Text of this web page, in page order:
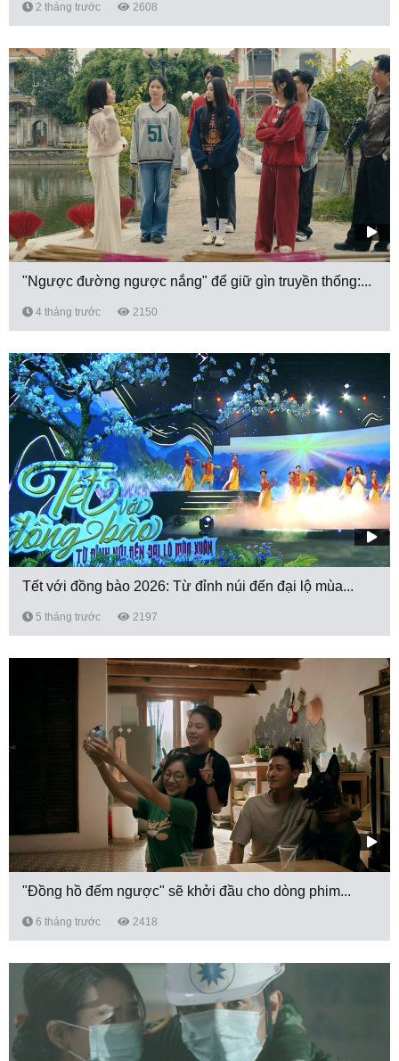
2 tháng trước 2608
"Ngược đường ngược nắng" để giữ gìn truyền thống:...
4 tháng trước 2150
Tết với đồng bào 2026: Từ đỉnh núi đến đại lộ mùa...
5 tháng trước 2197
"Đồng hồ đếm ngược" sẽ khởi đầu cho dòng phim...
6 tháng trước 2418